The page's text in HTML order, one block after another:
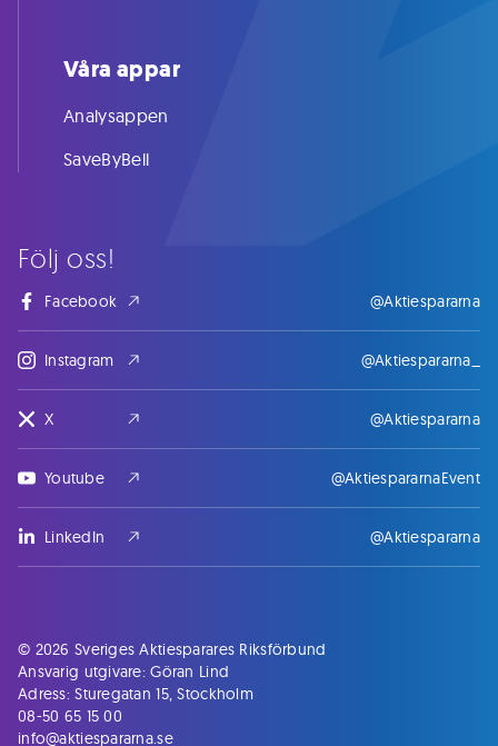
Följ oss!
Facebook @Aktiespararna
Instagram @Aktiespararna_
X @Aktiespararna
Youtube @AktiespararnaEvent
LinkedIn @Aktiespararna
Våra appar
Analysappen
SaveByBell
© 2026 Sveriges Aktiesparares Riksförbund
Ansvarig utgivare: Göran Lind
Adress: Sturegatan 15, Stockholm
08-50 65 15 00
info@aktiespararna.se